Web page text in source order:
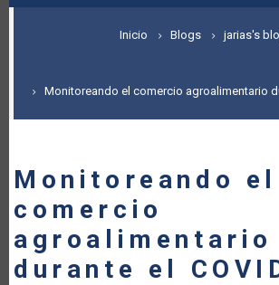
DE
A
LA
NAVEGACIÓN
Inicio Blogs jarias's
Monitoreando el comercio agroalimentario
Monitoreando el
comercio
agroalimentario
durante el